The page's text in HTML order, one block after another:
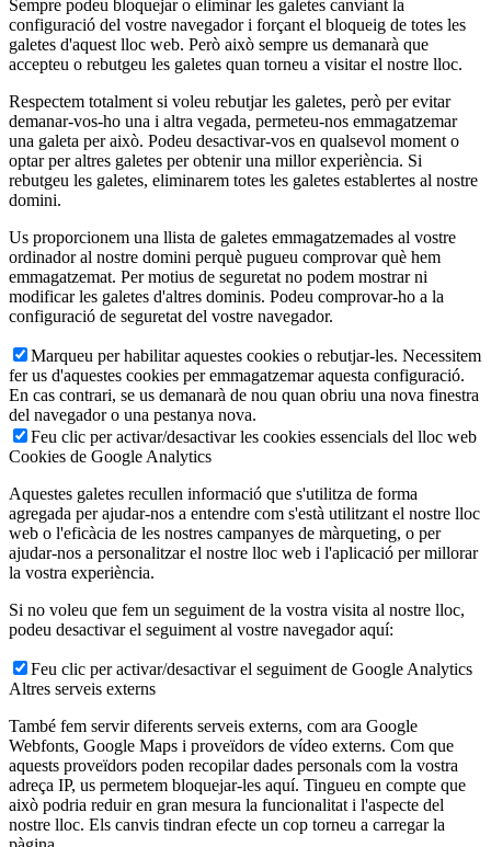
Sempre podeu bloquejar o eliminar les galetes canviant la
configuració del vostre navegador i forçant el bloqueig de totes les
galetes d'aquest lloc web. Però això sempre us demanarà que
accepteu o rebutgeu les galetes quan torneu a visitar el nostre lloc.
Respectem totalment si voleu rebutjar les galetes, però per evitar
demanar-vos-ho una i altra vegada, permeteu-nos emmagatzemar
una galeta per això. Podeu desactivar-vos en qualsevol moment o
optar per altres galetes per obtenir una millor experiència. Si
rebutgeu les galetes, eliminarem totes les galetes establertes al nostre
domini.
Us proporcionem una llista de galetes emmagatzemades al vostre
ordinador al nostre domini perquè pugueu comprovar què hem
emmagatzemat. Per motius de seguretat no podem mostrar ni
modificar les galetes d'altres dominis. Podeu comprovar-ho a la
configuració de seguretat del vostre navegador.
Marqueu per habilitar aquestes cookies o rebutjar-les. Necessitem
fer us d'aquestes cookies per emmagatzemar aquesta configuració.
En cas contrari, se us demanarà de nou quan obriu una nova finestra
del navegador o una pestanya nova.
Feu clic per activar/desactivar les cookies essencials del lloc web
Cookies de Google Analytics
Aquestes galetes recullen informació que s'utilitza de forma
agregada per ajudar-nos a entendre com s'està utilitzant el nostre lloc
web o l'eficàcia de les nostres campanyes de màrqueting, o per
ajudar-nos a personalitzar el nostre lloc web i l'aplicació per millorar
la vostra experiència.
Si no voleu que fem un seguiment de la vostra visita al nostre lloc,
podeu desactivar el seguiment al vostre navegador aquí:
Feu clic per activar/desactivar el seguiment de Google Analytics
Altres serveis externs
També fem servir diferents serveis externs, com ara Google
Webfonts, Google Maps i proveïdors de vídeo externs. Com que
aquests proveïdors poden recopilar dades personals com la vostra
adreça IP, us permetem bloquejar-les aquí. Tingueu en compte que
això podria reduir en gran mesura la funcionalitat i l'aspecte del
nostre lloc. Els canvis tindran efecte un cop torneu a carregar la